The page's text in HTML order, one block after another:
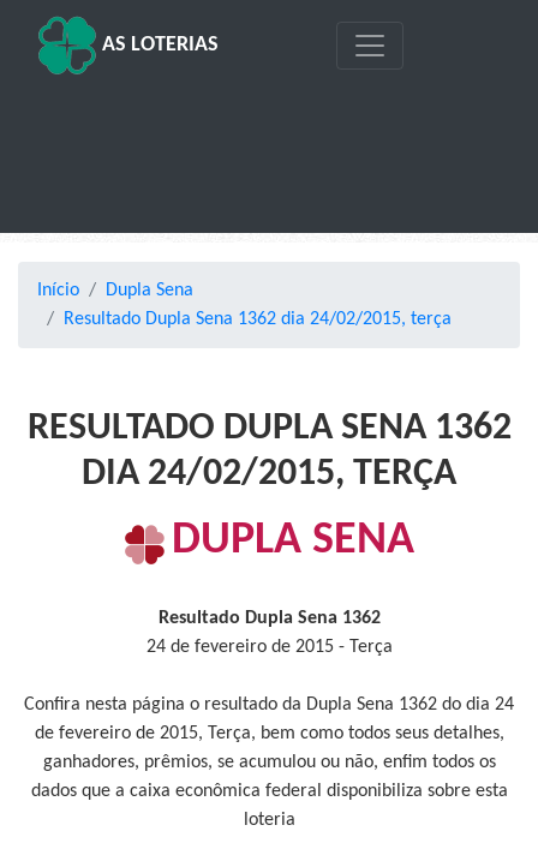
AS LOTERIAS
Início
Dupla Sena
Resultado Dupla Sena 1362 dia 24/02/2015, terça
RESULTADO DUPLA SENA 1362
DIA 24/02/2015, TERÇA
DUPLA SENA
Resultado Dupla Sena 1362
24 de fevereiro de 2015 - Terça
Confira nesta página o resultado da Dupla Sena 1362 do dia 24
de fevereiro de 2015, Terça, bem como todos seus detalhes,
ganhadores, prêmios, se acumulou ou não, enfim todos os
dados que a caixa econômica federal disponibiliza sobre esta
loteria